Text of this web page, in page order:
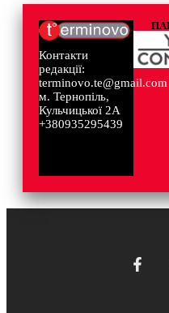
Контакти
редакції:
terminovo.te@gmail.com
м. Тернопіль,
Кульчицької 2А
+380935295439